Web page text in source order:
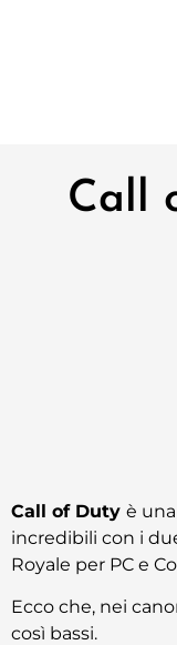
Call
Call of Duty è
incredibili con i
Royale per PC e
Ecco che, nei
così bassi.